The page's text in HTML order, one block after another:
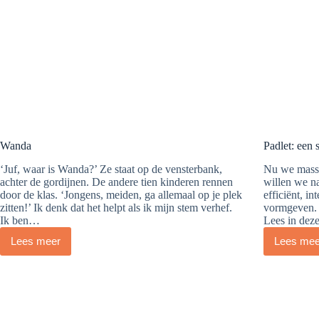
Wanda
‘Juf, waar is Wanda?’ Ze staat op de vensterbank,
achter de gordijnen. De andere tien kinderen rennen
door de klas. ‘Jongens, meiden, ga allemaal op je plek
zitten!’ Ik denk dat het helpt als ik mijn stem verhef.
Ik ben…
Lees meer
Wanda
Padlet: een
Nu we
willen we
efficiënt,
Lees in
Lees
een